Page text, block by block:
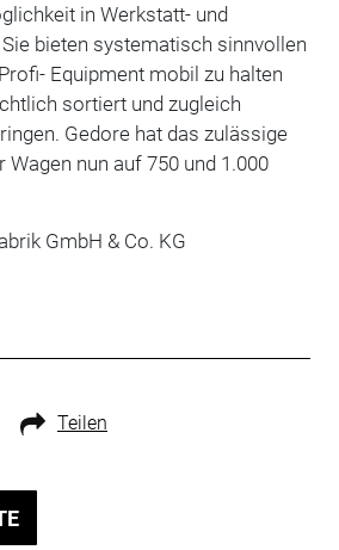
in Werkstatt- und
bieten systematisch sinnvollen
Equipment mobil zu halten
sortiert und zugleich
Gedore hat das zulässige
nun auf 750 und 1.000
GmbH & Co. KG
Teilen